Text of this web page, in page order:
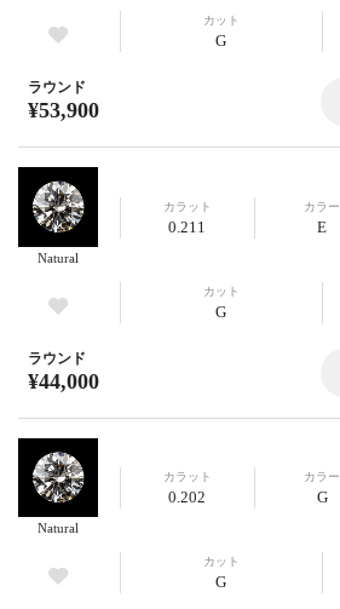
カット
G
ラウンド
¥53,900
Natural
カラット
0.211
カラー
E
カット
G
ラウンド
¥44,000
Natural
カラット
0.202
カラー
G
カット
G